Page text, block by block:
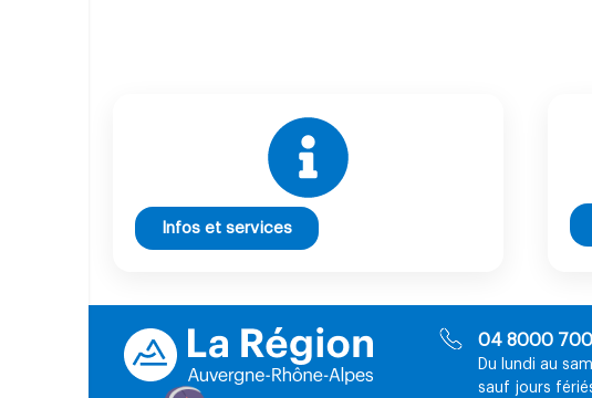
Infos et services
04 8000
Du lundi au
sauf jours